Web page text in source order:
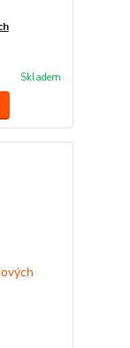
Skladem